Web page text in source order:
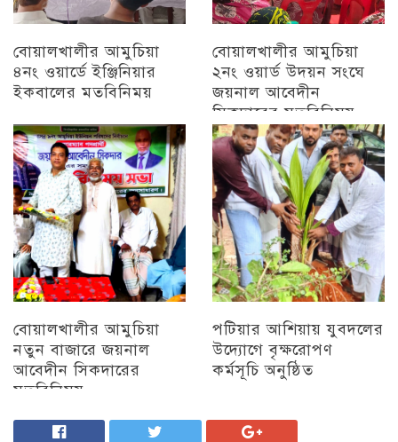
বোয়ালখালীর আমুচিয়া
৪নং ওয়ার্ডে ইঞ্জিনিয়ার
ইকবালের মতবিনিময়
চট্টগ্রাম
বোয়ালখালীর আমুচিয়া
২নং ওয়ার্ড উদয়ন সংঘে
জয়নাল আবেদীন
সিকদারের মতবিনিময়
অন্যান্য
বোয়ালখালীর আমুচিয়া
নতুন বাজারে জয়নাল
আবেদীন সিকদারের
মতবিনিময়
চট্টগ্রাম
পটিয়ার আশিয়ায় যুবদলের
উদ্যোগে বৃক্ষরোপণ
কর্মসূচি অনুষ্ঠিত